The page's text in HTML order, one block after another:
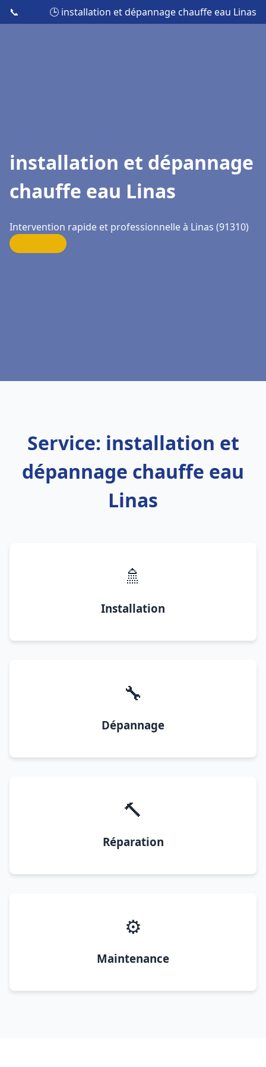
📞 🕒 installation et dépannage chauffe eau Linas
installation et dépannage
chauffe eau Linas
Intervention rapide et professionnelle à Linas (91310)
Service: installation et
dépannage chauffe eau
Linas
🚿
Installation
🔧
Dépannage
🔨
Réparation
⚙️
Maintenance